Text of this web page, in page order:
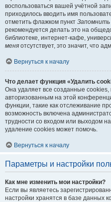
воспользоваться вашей учётной
приходилось вводить имя
отметить флажком пункт Запомнить
рекомендуется делать это на
библиотеке, интернет-кафе,
меня отсутствует, это значит, что
Вернуться к началу
Что делает функция «Удалить
Она удаляет все созданные
авторизованным на этой
функции, такие как отслеживание
возможность включена
трудности со входом или выходом
удаление cookies может помочь.
Вернуться к началу
Параметры и настройки
Как мне изменить мои настройки?
Если вы являетесь
настройки хранятся в базе данных